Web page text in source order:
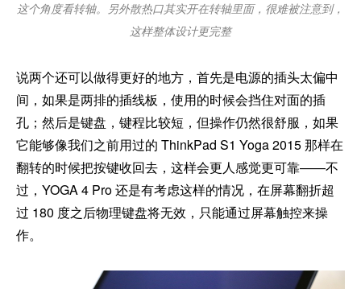
这个角度看转轴。另外散热口其实开在转轴里面，很难被注意到，
这样整体设计更完整
说两个还可以做得更好的地方，首先是电源的插头太偏中
间，如果是两排的插线板，使用的时候会挡住对面的插
孔；然后是键盘，键程比较短，但操作仍然很舒服，如果
它能够像我们之前用过的 ThinkPad S1 Yoga 2015 那样在
翻转的时候把按键收回去，这样会更人感觉更可靠——不
过，YOGA 4 Pro 还是有考虑这样的情况，在屏幕翻折超
过 180 度之后物理键盘将无效，只能通过屏幕触控来操
作。